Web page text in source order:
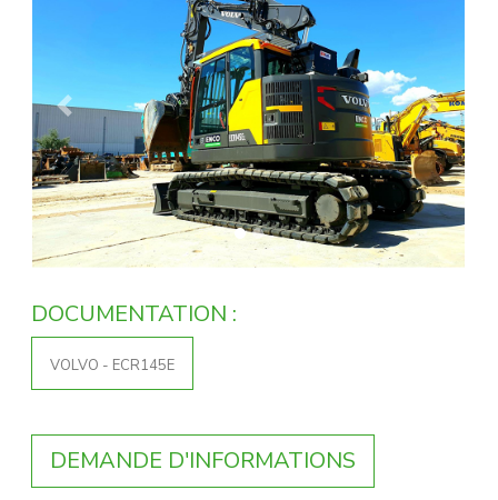
Previous Next
DOCUMENTATION :
VOLVO - ECR145E
DEMANDE D'INFORMATIONS